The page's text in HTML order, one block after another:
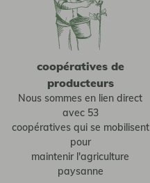
coopératives de
producteurs
Nous sommes en lien direct
avec 53
coopératives qui se mobilisent
pour
maintenir l'agriculture
paysanne